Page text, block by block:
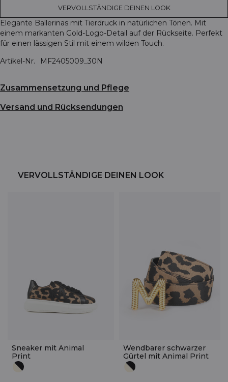
VERVOLLSTÄNDIGE DEINEN LOOK
Elegante Ballerinas mit Tierdruck in natürlichen Tönen. Mit
einem markanten Gold-Logo-Detail auf der Rückseite. Perfekt
für einen lässigen Stil mit einem wilden Touch.
Artikel-Nr.
MF2405009_30N
Zusammensetzung und Pflege
Versand und Rücksendungen
VERVOLLSTÄNDIGE DEINEN LOOK
Sneaker mit Animal
Print
Wendbarer schwarzer
Gürtel mit Animal Print